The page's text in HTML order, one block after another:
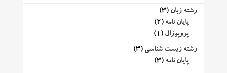
رشته زبان (3)
پایان نامه (2)
پروپوزال (1)
رشته زیست شناسی (3)
پایان نامه (3)